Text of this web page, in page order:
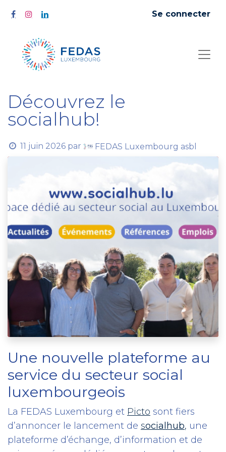
Se connecter
Découvrez le
socialhub!
11 juin 2026 par FEDAS Luxembourg asbl
Une nouvelle plateforme au
service du secteur social
luxembourgeois
La FEDAS Luxembourg et Picto sont fiers
d’annoncer le lancement de socialhub, une
plateforme d’échange, d’information et de